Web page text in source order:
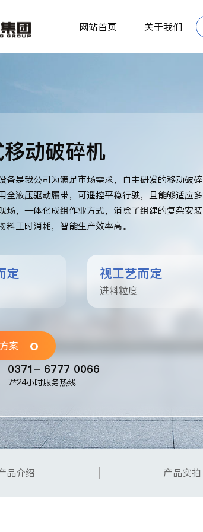
网站首页 关于我们
动破碎机
备是我公司为满足市场需求，自主研发的移动破碎
全液压驱动履带，可遥控平稳行驶，且能够适应多
场，一体化成组作业方式，消除了组建的复杂安装
料工时消耗，智能生产效率高。
定 视工艺而定
进料粒度
案
0371- 6777 0066
7*24小时服务热线
品介绍 产品实拍